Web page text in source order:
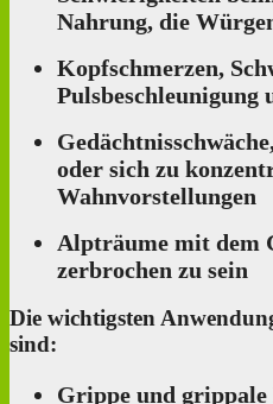
Nahrung, die
Kopfschmerzen,
Pulsbeschleunigung
oder sich zu
Wahnvorstellungen
Alpträume mit dem
zerbrochen zu sein
Die wichtigsten
sind:
Grippe und